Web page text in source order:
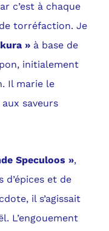
c’est à chaque
torréfaction. Je
»à base de
initialement
Il marie le
saveurs
Speculoos »,
et de
il s’agissait
L’engouement